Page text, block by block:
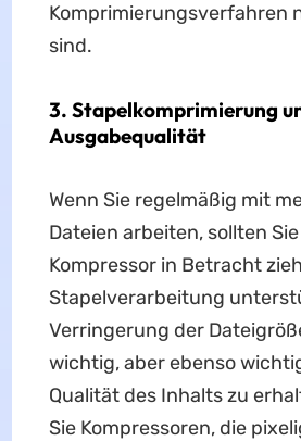
Komprimierungsverfahren
sind.
3. Stapelkomprimierung
Ausgabequalität
Wenn Sie regelmäßig mit
Dateien arbeiten, sollten
Kompressor in Betracht
Stapelverarbeitung
Verringerung der
wichtig, aber ebenso
Qualität des Inhalts zu
Sie Kompressoren, die